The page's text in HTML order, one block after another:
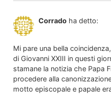
Corrado ha detto:
Mi pare una bella
di Giovanni XXIII in questi
stamane la notizia che Papa
procedere alla
motto episcopale e papale